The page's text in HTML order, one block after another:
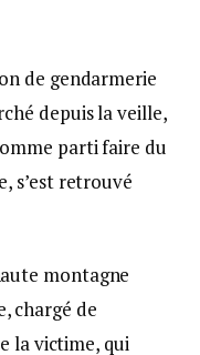
de gendarmerie
depuis la veille,
parti faire du
s’est retrouvé
montagne
chargé de
la victime, qui